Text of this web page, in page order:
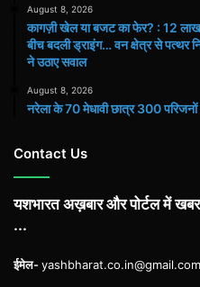
August 8, 2026
कागज़ी खेल या बजट का फेर? : 12 लाख
बीच बदली ड्राइंग… वन क्षेत्र से पत्थर
ने उठाए सवाल
August 8, 2026
नरेला के 70 मेधावी छात्र 300 परिजनों
Contact Us
यशभारत अख़बार और पोर्टल में
...
ईमेल-yashbharat.co.in@gmail.com